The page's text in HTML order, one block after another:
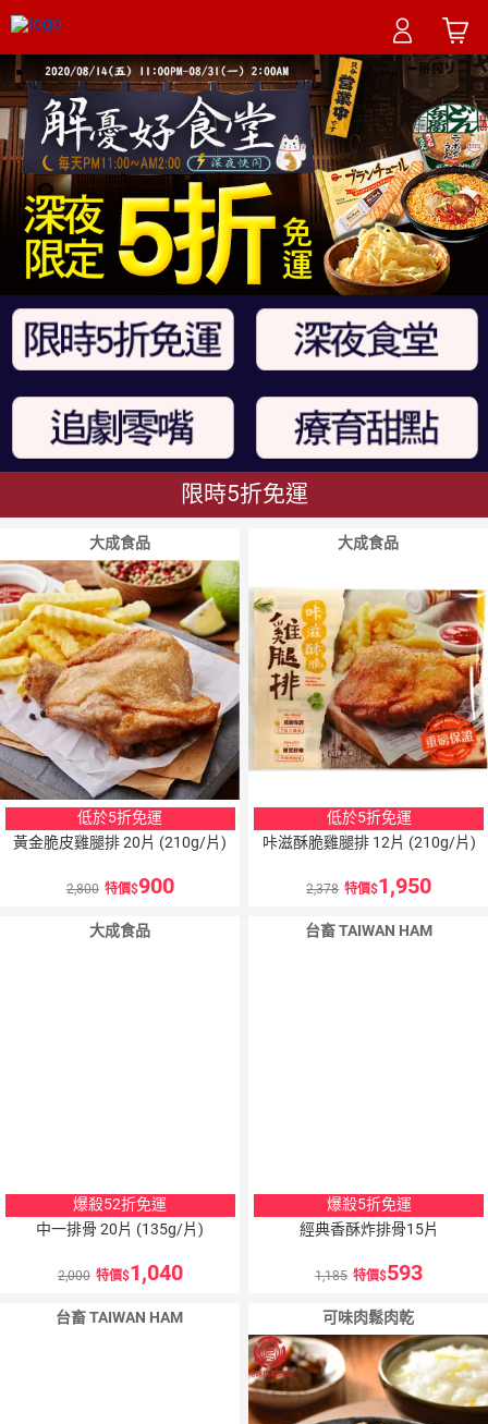
限時5折免運
大成食品
低於5折免運
黃金脆皮雞腿排 20片 (210g/片)
2,800 特價 900
大成食品
低於5折免運
咔滋酥脆雞腿排 12片 (210g/片)
2,378 特價 1,950
大成食品
爆殺52折免運
中一排骨 20片 (135g/片)
2,000 特價 1,040
台畜 TAIWAN HAM
爆殺5折免運
經典香酥炸排骨15片
1,185 特價 593
台畜 TAIWAN HAM 可味肉鬆肉乾